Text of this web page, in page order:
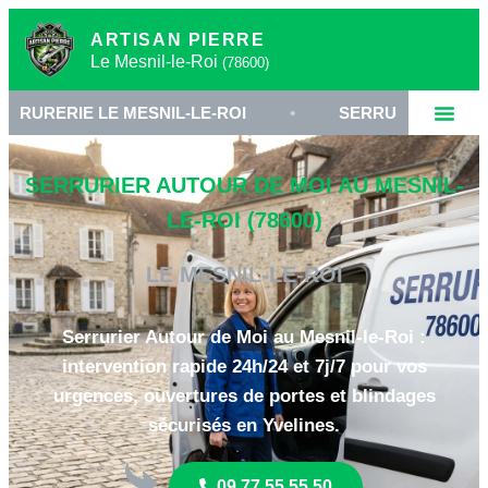
ARTISAN PIERRE
Le Mesnil-le-Roi (78600)
MESNIL-LE-ROI • SERRURIER 78600 YVELINES
SERRURIER AUTOUR DE MOI AU MESNIL-
LE-ROI (78600)
LE MESNIL-LE-ROI
Serrurier Autour de Moi au Mesnil-le-Roi :
intervention rapide 24h/24 et 7j/7 pour vos
urgences, ouvertures de portes et blindages
sécurisés en Yvelines.